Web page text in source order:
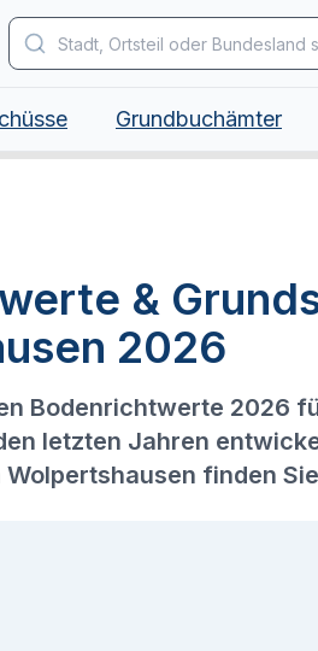
Grundbuchämter
&
2026
Bodenrichtwerte 2026
letzten Jahren
finden